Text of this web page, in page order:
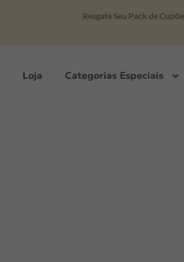
Resgate Seu Pack de
Loja Categorias Especiais